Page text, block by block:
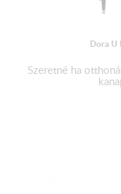
Dora U
Szeretné ha